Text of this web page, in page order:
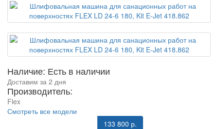
Наличие: Есть в наличии
Доставим за 2 дня
Производитель:
Flex
Смотреть все модели
133 800 р.